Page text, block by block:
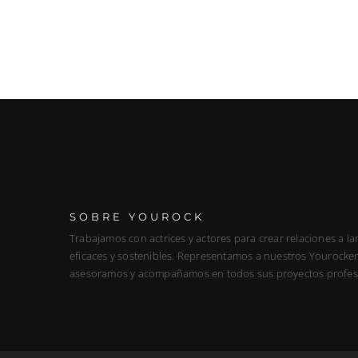
SOBRE YOUROCK
Trabajamos con actrices y actores para crear relaciones a
eficaces y sostenibles. Representamos a nuestros
asesoramos y acompañamos en todos sus proyectos